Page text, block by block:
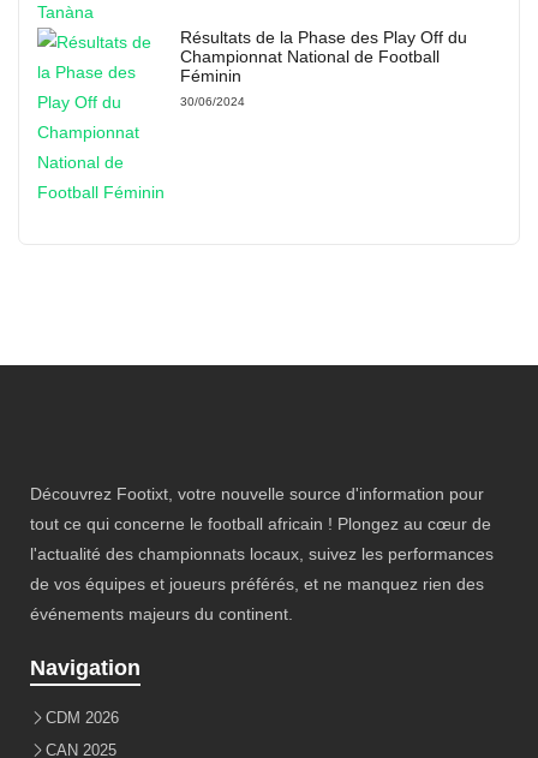
Résultats de la Phase des Play Off du
Championnat National de Football
Féminin
30/06/2024
Découvrez Footixt, votre nouvelle source d'information pour
tout ce qui concerne le football africain ! Plongez au cœur de
l'actualité des championnats locaux, suivez les performances
de vos équipes et joueurs préférés, et ne manquez rien des
événements majeurs du continent.
Navigation
CDM 2026
CAN 2025